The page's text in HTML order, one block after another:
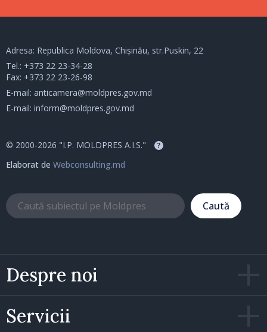
Despre noi
Servicii
Adresa: Republica Moldova, Chișinău, str.Puskin, 22
Tel.: +373 22 23-34-28
Fax: +373 22 23-26-98
E-mail: anticamera@moldpres.gov.md
E-mail: inform@moldpres.gov.md
© 2000-2026 "I.P. MOLDPRES A.I.S." ?
Elaborat de Webconsulting.md
Caută